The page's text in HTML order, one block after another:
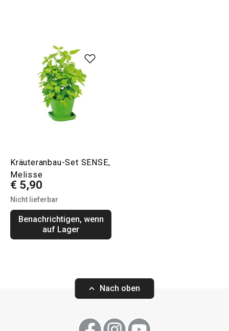
Kräuteranbau-Set SENSE,
Melisse
€ 5,90
Nicht lieferbar
Benachrichtigen, wenn
auf Lager
Nach oben